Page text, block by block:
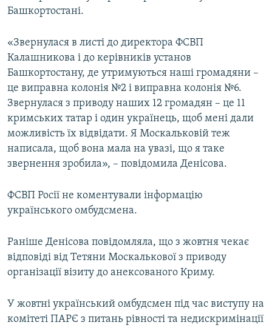
Башкортостані.
«Звернулася в листі до директора ФСВП
Калашникова і до керівників установ
Башкортостану, де утримуються наші громадяни –
це виправна колонія №2 і виправна колонія №6.
Звернулася з приводу наших 12 громадян – це 11
кримських татар і один українець, щоб мені дали
можливість їх відвідати. Я Москальковій теж
написала, щоб вона мала на увазі, що я таке
звернення зробила», – повідомила Денісова.
ФСВП Росії не коментували інформацію
українського омбудсмена.
Раніше Денісова повідомляла, що з жовтня чекає
відповіді від Тетяни Москалькової з приводу
організації візиту до анексованого Криму.
У жовтні український омбудсмен під час виступу на
комітеті ПАРЄ з питань рівності та недискримінації